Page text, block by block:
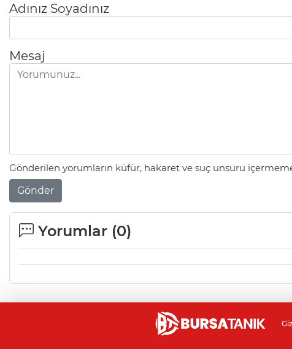
Adınız Soyadınız
Mesaj
Gönderilen yorumların küfür, hakaret ve suç unsuru
Gönder
Yorumlar (0)